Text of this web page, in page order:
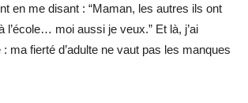
en me disant : “Maman, les autres ils ont
l’école… moi aussi je veux.” Et là, j’ai
ma fierté d’adulte ne vaut pas les manques